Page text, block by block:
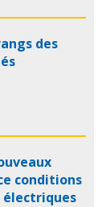
des
conditions